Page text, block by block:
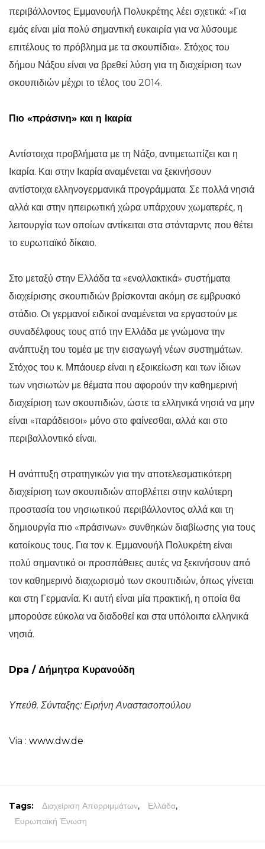
περιβάλλοντος Εμμανουήλ Πολυκρέτης λέει σχετικά: «Για
εμάς είναι μία πολύ σημαντική ευκαιρία για να λύσουμε
επιτέλους το πρόβλημα με τα σκουπίδια». Στόχος του
δήμου Νάξου είναι να βρεθεί λύση για τη διαχείριση των
σκουπιδιών μέχρι το τέλος του 2014.
Πιο «πράσινη» και η Ικαρία
Αντίστοιχα προβλήματα με τη Νάξο, αντιμετωπίζει και η
Ικαρία. Και στην Ικαρία αναμένεται να ξεκινήσουν
αντίστοιχα ελληνογερμανικά προγράμματα. Σε πολλά νησιά
αλλά και στην ηπειρωτική χώρα υπάρχουν χωματερές, η
λειτουργία των οποίων αντίκειται στα στάνταρντς που θέτει
το ευρωπαϊκό δίκαιο.
Στο μεταξύ στην Ελλάδα τα «εναλλακτικά» συστήματα
διαχείρισης σκουπιδιών βρίσκονται ακόμη σε εμβρυακό
στάδιο. Οι γερμανοί ειδικοί αναμένεται να εργαστούν με
συναδέλφους τους από την Ελλάδα με γνώμονα την
ανάπτυξη του τομέα με την εισαγωγή νέων συστημάτων.
Στόχος του κ. Μπάουερ είναι η εξοικείωση και των ίδιων
των νησιωτών με θέματα που αφορούν την καθημερινή
διαχείριση των σκουπιδιών, ώστε τα ελληνικά νησιά να μην
είναι «παράδεισοι» μόνο στο φαίνεσθαι, αλλά και στο
περιβαλλοντικό είναι.
Η ανάπτυξη στρατηγικών για την αποτελεσματικότερη
διαχείριση των σκουπιδιών αποβλέπει στην καλύτερη
προστασία του νησιωτικού περιβάλλοντος αλλά και τη
δημιουργία πιο «πράσινων» συνθηκών διαβίωσης για τους
κατοίκους τους. Για τον κ. Εμμανουήλ Πολυκρέτη είναι
πολύ σημαντικό οι προσπάθειες αυτές να ξεκινήσουν από
τον καθημερινό διαχωρισμό των σκουπιδιών, όπως γίνεται
και στη Γερμανία. Κι αυτή είναι μία πρακτική, η οποία θα
μπορούσε εύκολα να διαδοθεί και στα υπόλοιπα ελληνικά
νησιά.
Dpa / Δήμητρα Κυρανούδη
Υπεύθ. Σύνταξης: Ειρήνη Αναστασοπούλου
Via : www.dw.de
Tags: Διαχείριση Απορριμμάτων, Ελλάδα,
Ευρωπαϊκή Ένωση